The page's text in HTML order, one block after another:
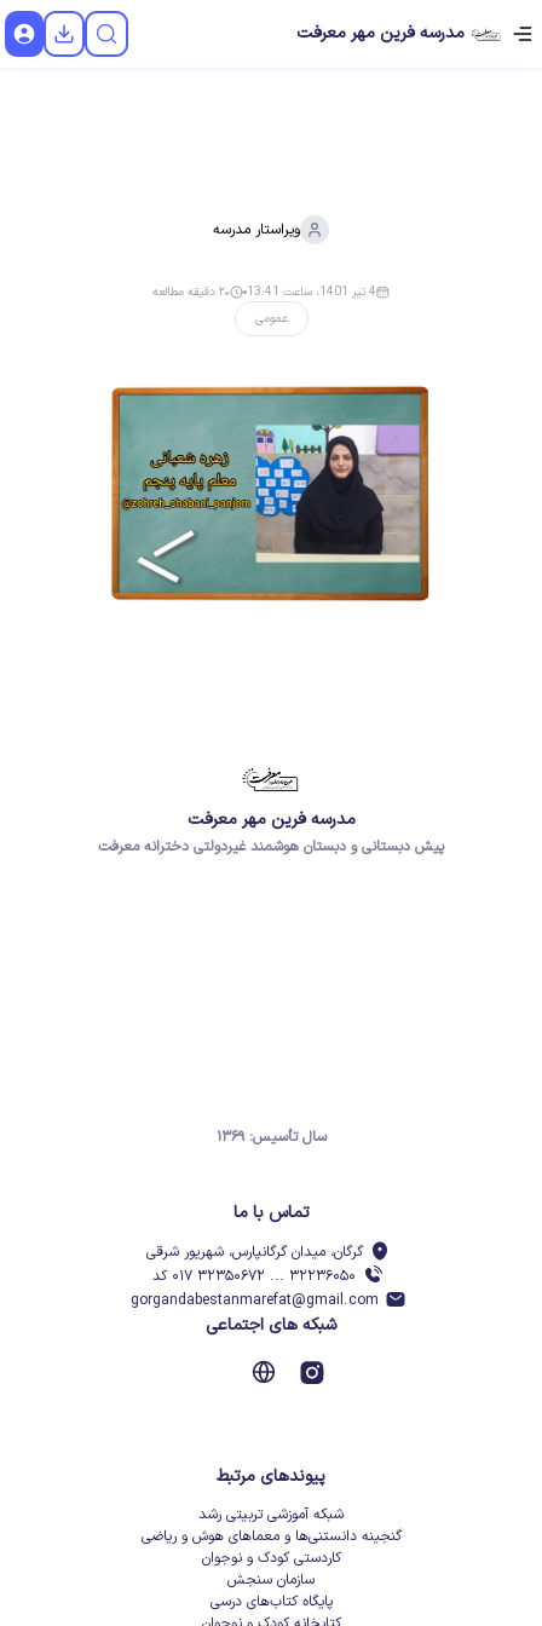
مدرسه فرین مهر معرفت
ویراستار مدرسه
عمومی
4 تیر 1401، ساعت 13:41 ۲۰ دقیقه مطالعه
مدرسه فرین مهر معرفت
پیش دبستانی و دبستان هوشمند غیردولتی دخترانه معرفت
سال تأسیس: ۱۳۶۹
تماس با ما
گرگان، میدان گرگانپارس، شهریور شرقی
۳۲۲۳۶۰۵۰ ... ۳۲۳۵۰۶۷۲ ۰۱۷ کد
gorgandabestanmarefat@gmail.com
شبکه های اجتماعی
پیوندهای مرتبط
شبکه آموزشی تربیتی رشد
گنجینه دانستنی‌ها و معماهای هوش و ریاضی
کاردستی کودک و نوجوان
سازمان سنجش
پایگاه کتاب‌های درسی